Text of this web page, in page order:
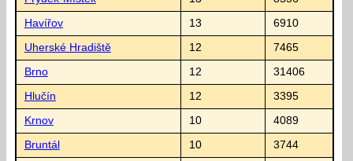
Havířov 13 6910
Uherské Hradiště 12 7465
Brno 12 31406
Hlučín 12 3395
Krnov 10 4089
Bruntál 10 3744